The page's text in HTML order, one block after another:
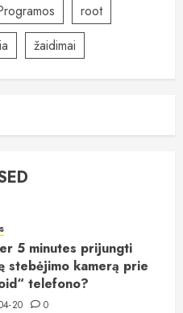
root
žaidimai
5 minutes prijungti
stebėjimo kamerą prie
telefono?
20 0